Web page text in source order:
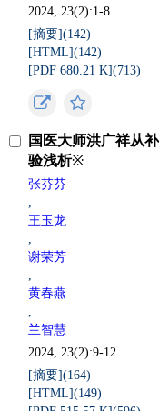
2024, 23(2):1-8.
[摘要](142)
[HTML](142)
[PDF 680.21 K](713)
国医大师洪广祥从
验浅析※
张芬芬
,
王玉龙
,
谢荣芳
,
黄春燕
,
兰智慧
2024, 23(2):9-12.
[摘要](164)
[HTML](149)